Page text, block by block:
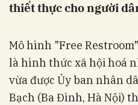
thiết thực cho người
Mô hình "Free
là hình thức xã hội hoá
vừa được Ủy ban nhân
Bạch (Ba Đình, Hà Nội)